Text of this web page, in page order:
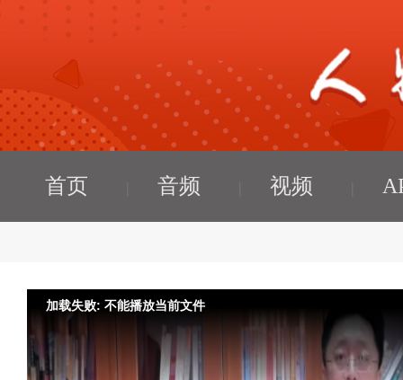
首页 音频 视频
加载失败: 不能播放当前文件